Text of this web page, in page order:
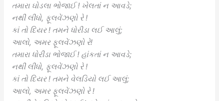
તમારા ઘોડલા ભોજાઈ ! ખેલતાં ન આવડે;
નથી લીધો, ફૂલવેંઝણો રે !
કાં તો દિયર ! તમને ધોરીડા લઈ આલું;
આલો, અમર ફૂલવેંઝણો રે!
તમારા ધોરીડા ભોજાઈ ! હાંકતાં ન આવડે;
નથી લીધો, ફૂલવેંઝણો રે !
કાં તો દિયર ! તમને વેલડિયો લઈ આલું;
આલો, અમર ફૂલવેંઝણો રે !